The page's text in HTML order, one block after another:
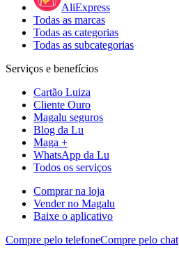
AliExpress
Todas as marcas
Todas as categorias
Todas as subcategorias
Serviços e benefícios
Cartão Luiza
Cliente Ouro
Magalu seguros
Blog da Lu
Maga +
WhatsApp da Lu
Todos os serviços
Comprar na loja
Vender no Magalu
Baixe o aplicativo
Compre pelo telefoneCompre pelo chat